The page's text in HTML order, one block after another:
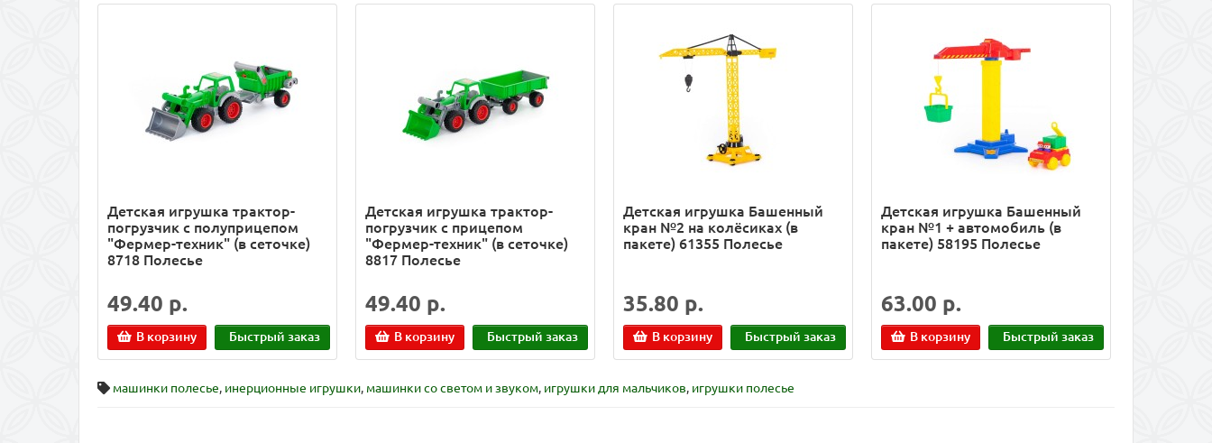
Детская игрушка трактор-
погрузчик с полуприцепом
"Фермер-техник" (в сеточке)
8718 Полесье
49.40 р.
В корзину Быстрый заказ
Детская игрушка трактор-
погрузчик с прицепом
"Фермер-техник" (в сеточке)
8817 Полесье
49.40 р.
В корзину Быстрый заказ
Детская игрушка Башенный
кран №2 на колёсиках (в
пакете) 61355 Полесье
35.80 р.
В корзину Быстрый заказ
Детская игрушка Башенный
кран №1 + автомобиль (в
пакете) 58195 Полесье
63.00 р.
В корзину Быстрый заказ
машинки полесье, инерционные игрушки, машинки со светом и звуком, игрушки для мальчиков, игрушки полесье